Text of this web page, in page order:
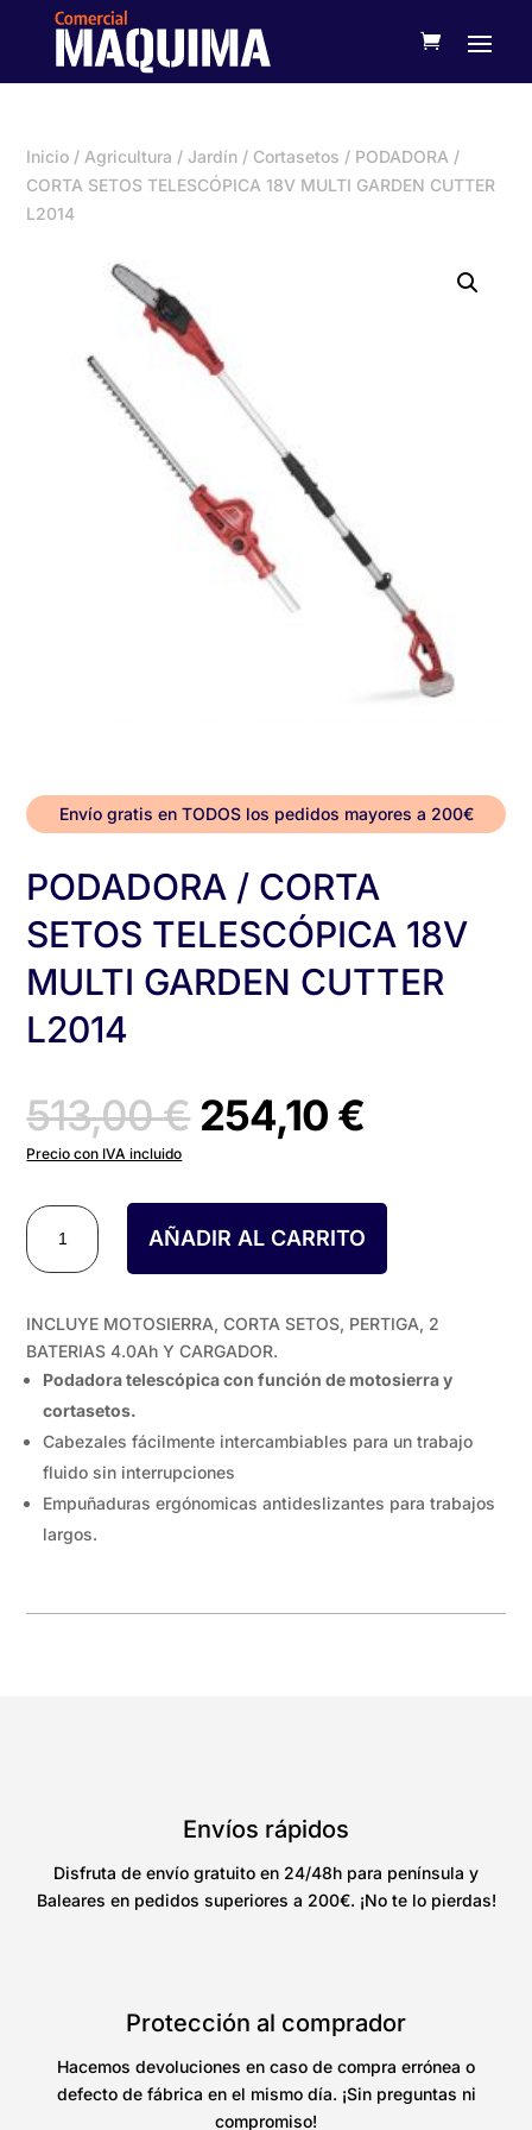
Inicio / Agricultura /Jardín / Cortasetos / PODADORA /
CORTA SETOS TELESCÓPICA 18V MULTI GARDEN CUTTER
L2014
Envío gratis en TODOS los pedidos mayores a 200€
PODADORA / CORTA
SETOS TELESCÓPICA 18V
MULTI GARDEN CUTTER
L2014
513,00€ El
original
era:
513,00 €.
254,10 €
actual
es:
254,10
Precio con IVA incluido
PODADORA
CORTA
TELESCÓPICA
18V
MULTI
GARDEN
CUTTER
L2014
AÑADIR AL CARRITO
INCLUYE MOTOSIERRA, CORTA SETOS, PERTIGA, 2
BATERIAS 4.0Ah Y CARGADOR.
Podadora telescópica con función de motosierra y
cortasetos.
Cabezales fácilmente intercambiables para un trabajo
fluido sin interrupciones
Empuñaduras ergónomicas antideslizantes para trabajos
largos.
Envíos rápidos
Disfruta de envío gratuito en 24/48h para península y
Baleares en pedidos superiores a 200€. ¡No te lo pierdas!
Protección al comprador
Hacemos devoluciones en caso de compra errónea o
defecto de fábrica en el mismo día. ¡Sin preguntas ni
compromiso!